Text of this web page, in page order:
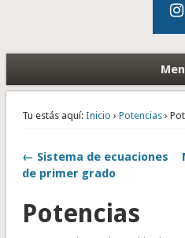
Tu estás aquí: Inicio › Potencias›
← Sistema de ecuaciones
de primer grado
Potencias